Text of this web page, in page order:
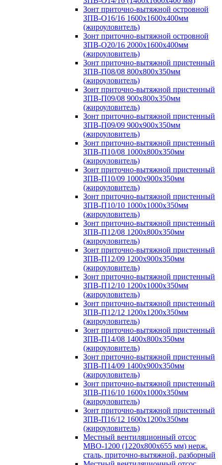
Зонт приточно-вытяжной островной
ЗПВ-О16/16 1600х1600х400мм
(жироуловитель)
Зонт приточно-вытяжной островной
ЗПВ-О20/16 2000х1600х400мм
(жироуловитель)
Зонт приточно-вытяжной пристенный
ЗПВ-П08/08 800х800х350мм
(жироуловитель)
Зонт приточно-вытяжной пристенный
ЗПВ-П09/08 900х800х350мм
(жироуловитель)
Зонт приточно-вытяжной пристенный
ЗПВ-П09/09 900х900х350мм
(жироуловитель)
Зонт приточно-вытяжной пристенный
ЗПВ-П10/08 1000х800х350мм
(жироуловитель)
Зонт приточно-вытяжной пристенный
ЗПВ-П10/09 1000х900х350мм
(жироуловитель)
Зонт приточно-вытяжной пристенный
ЗПВ-П10/10 1000х1000х350мм
(жироуловитель)
Зонт приточно-вытяжной пристенный
ЗПВ-П12/08 1200х800х350мм
(жироуловитель)
Зонт приточно-вытяжной пристенный
ЗПВ-П12/09 1200х900х350мм
(жироуловитель)
Зонт приточно-вытяжной пристенный
ЗПВ-П12/10 1200х1000х350мм
(жироуловитель)
Зонт приточно-вытяжной пристенный
ЗПВ-П12/12 1200х1200х350мм
(жироуловитель)
Зонт приточно-вытяжной пристенный
ЗПВ-П14/08 1400х800х350мм
(жироуловитель)
Зонт приточно-вытяжной пристенный
ЗПВ-П14/09 1400х900х350мм
(жироуловитель)
Зонт приточно-вытяжной пристенный
ЗПВ-П16/10 1600х1000х350мм
(жироуловитель)
Зонт приточно-вытяжной пристенный
ЗПВ-П16/12 1600х1200х350мм
(жироуловитель)
Местный вентиляционный отсос
МВО-1200 (1220х800х655 мм) нерж.
сталь, приточно-вытяжной, разборный